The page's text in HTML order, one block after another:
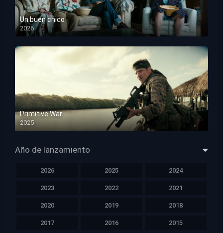
Un buen chico
2026
HD 1080p
Primitive War
2025
HD 1080p
Año de lanzamiento
2026 2025 2024
2023 2022 2021
2020 2019 2018
2017 2016 2015